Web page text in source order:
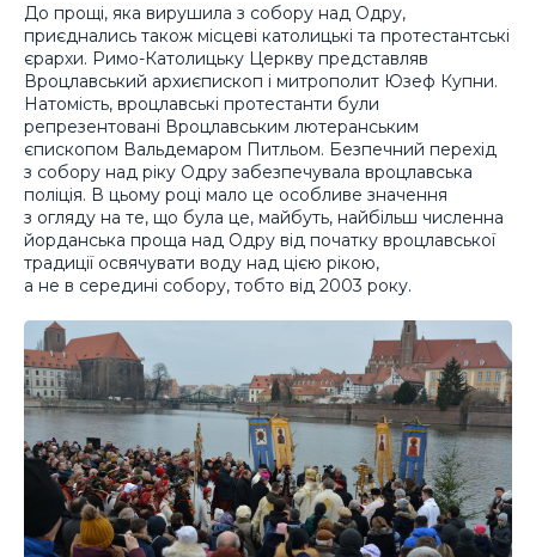
До прощі, яка вирушила з собору над Одру,
приєднались також місцеві католицькі та протестантські
єрархи. Римо-Католицьку Церкву представляв
Вроцлавський архиєпископ і митрополит Юзеф Купни.
Натомість, вроцлавські протестанти були
репрезентовані Вроцлавським лютеранським
єпископом Вальдемаром Питльом. Безпечний перехід
з собору над ріку Одру забезпечувала вроцлавська
поліція. В цьому році мало це особливе значення
з огляду на те, що була це, майбуть, найбільш численна
йорданська проща над Одру від початку вроцлавської
традиції освячувати воду над цією рікою,
а не в середині собору, тобто від 2003 року.